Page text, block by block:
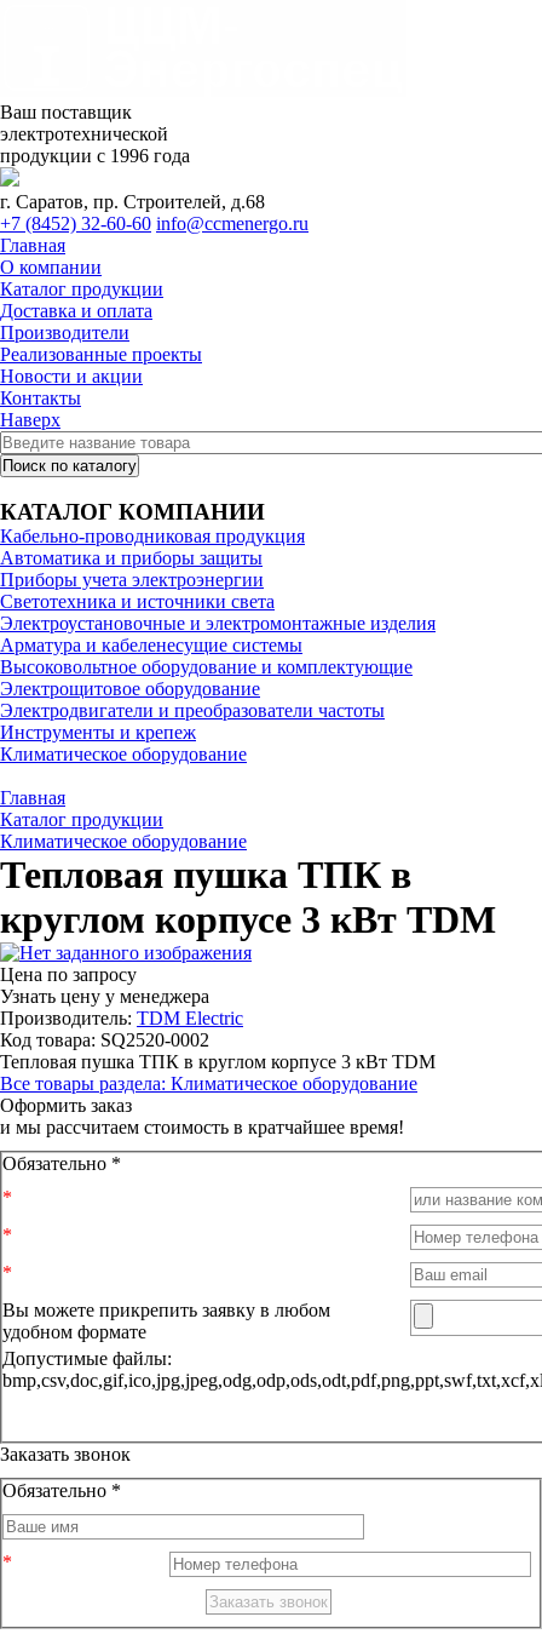
Ваш поставщик
электротехнической
продукции с 1996 года
г. Саратов, пр. Строителей, д.68
+7 (8452) 32-60-60 info@ccmenergo.ru
Главная
О компании
Каталог продукции
Доставка и оплата
Производители
Реализованные проекты
Новости и акции
Контакты
Наверх
КАТАЛОГ КОМПАНИИ
Кабельно-проводниковая продукция
Автоматика и приборы защиты
Приборы учета электроэнергии
Светотехника и источники света
Электроустановочные и электромонтажные изделия
Арматура и кабеленесущие системы
Высоковольтное оборудование и комплектующие
Электрощитовое оборудование
Электродвигатели и преобразователи частоты
Инструменты и крепеж
Климатическое оборудование
Главная
Каталог продукции
Климатическое оборудование
Тепловая пушка ТПК в
круглом корпусе 3 кВт TDM
Цена по запросу
Узнать цену у менеджера
Производитель: TDM Electric
Код товара: SQ2520-0002
Тепловая пушка ТПК в круглом корпусе 3 кВт TDM
Все товары раздела: Климатическое оборудование
Оформить заказ
и мы рассчитаем стоимость в кратчайшее время!
Обязательно *
Вы можете прикрепить заявку в любом
удобном формате
Допустимые файлы:
Заказать звонок
Обязательно *